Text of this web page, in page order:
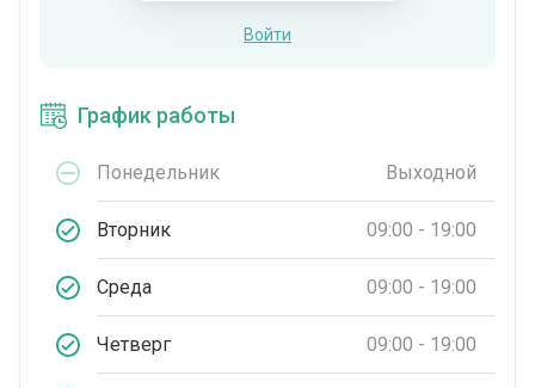
Войти
График работы
Понедельник Выходной
Вторник 09:00 - 19:00
Среда 09:00 - 19:00
Четверг 09:00 - 19:00